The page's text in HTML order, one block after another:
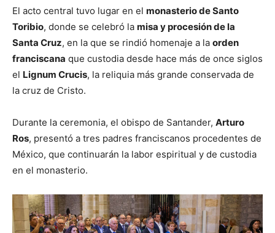
El acto central tuvo lugar en el monasterio de Santo
Toribio, donde se celebró la misa y procesión de la
Santa Cruz, en la que se rindió homenaje a la orden
franciscana que custodia desde hace más de once siglos
el Lignum Crucis, la reliquia más grande conservada de
la cruz de Cristo.
Durante la ceremonia, el obispo de Santander, Arturo
Ros, presentó a tres padres franciscanos procedentes de
México, que continuarán la labor espiritual y de custodia
en el monasterio.